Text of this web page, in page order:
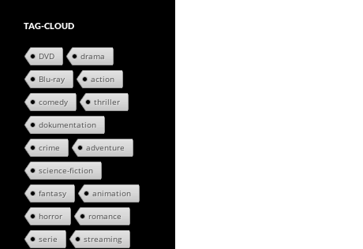
TAG-CLOUD
DVD drama
Blu-ray action
comedy thriller
dokumentation
crime adventure
science-fiction
fantasy animation
horror romance
serie streaming